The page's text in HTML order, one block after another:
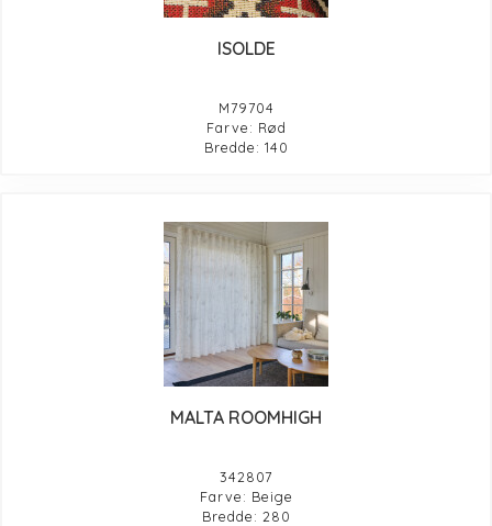
ISOLDE
M79704
Farve: Rød
Bredde: 140
MALTA ROOMHIGH
342807
Farve: Beige
Bredde: 280